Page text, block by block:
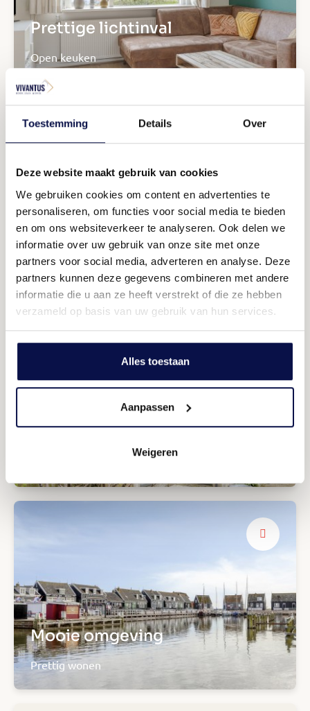
Toestemming Details Over
Deze website maakt gebruik van cookies
We gebruiken cookies om content en advertenties te
personaliseren, om functies voor social media te bieden
en om ons websiteverkeer te analyseren. Ook delen we
informatie over uw gebruik van onze site met onze
partners voor social media, adverteren en analyse. Deze
partners kunnen deze gegevens combineren met andere
informatie die u aan ze heeft verstrekt of die ze hebben
verzameld op basis van uw gebruik van hun services.
Alles toestaan
Aanpassen
Weigeren
Prettige lichtinval
Open keuken
Fijne lichtinval
Nette badkamer
Optimaal genieten
Mooie omgeving
Prettig wonen